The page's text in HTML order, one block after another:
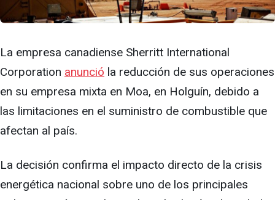
La empresa canadiense Sherritt International
Corporation anunció la reducción de sus operaciones
en su empresa mixta en Moa, en Holguín, debido a
las limitaciones en el suministro de combustible que
afectan al país.
La decisión confirma el impacto directo de la crisis
energética nacional sobre uno de los principales